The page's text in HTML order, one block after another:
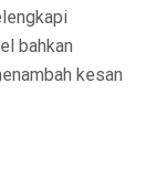
bahkan
kesan